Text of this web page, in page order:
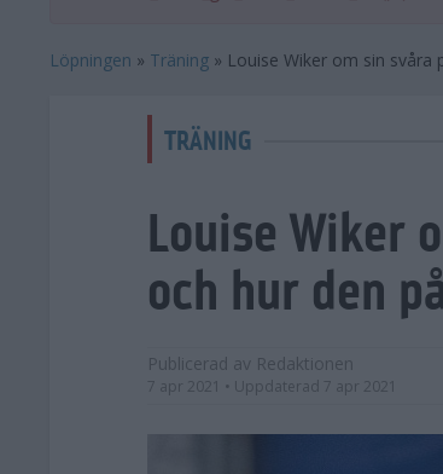
Löpningen » Träning » Louise Wiker om sin svåra
TRÄNING
Louise Wiker
och hur den
Publicerad av Redaktionen
7 apr 2021 • Uppdaterad 7 apr 2021